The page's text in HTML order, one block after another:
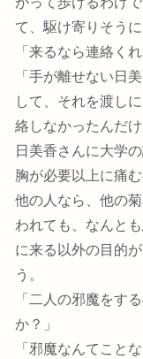
て、駆け寄りそうに
「来るなら連絡く
「手が離せない日
して、それを渡し
絡しなかったんだ
日美香さんに大学
胸が必要以上に痛む
他の人なら、他の
われても、なんと
に来る以外の目的
う。
「二人の邪魔をす
か？」
「邪魔なんてこ